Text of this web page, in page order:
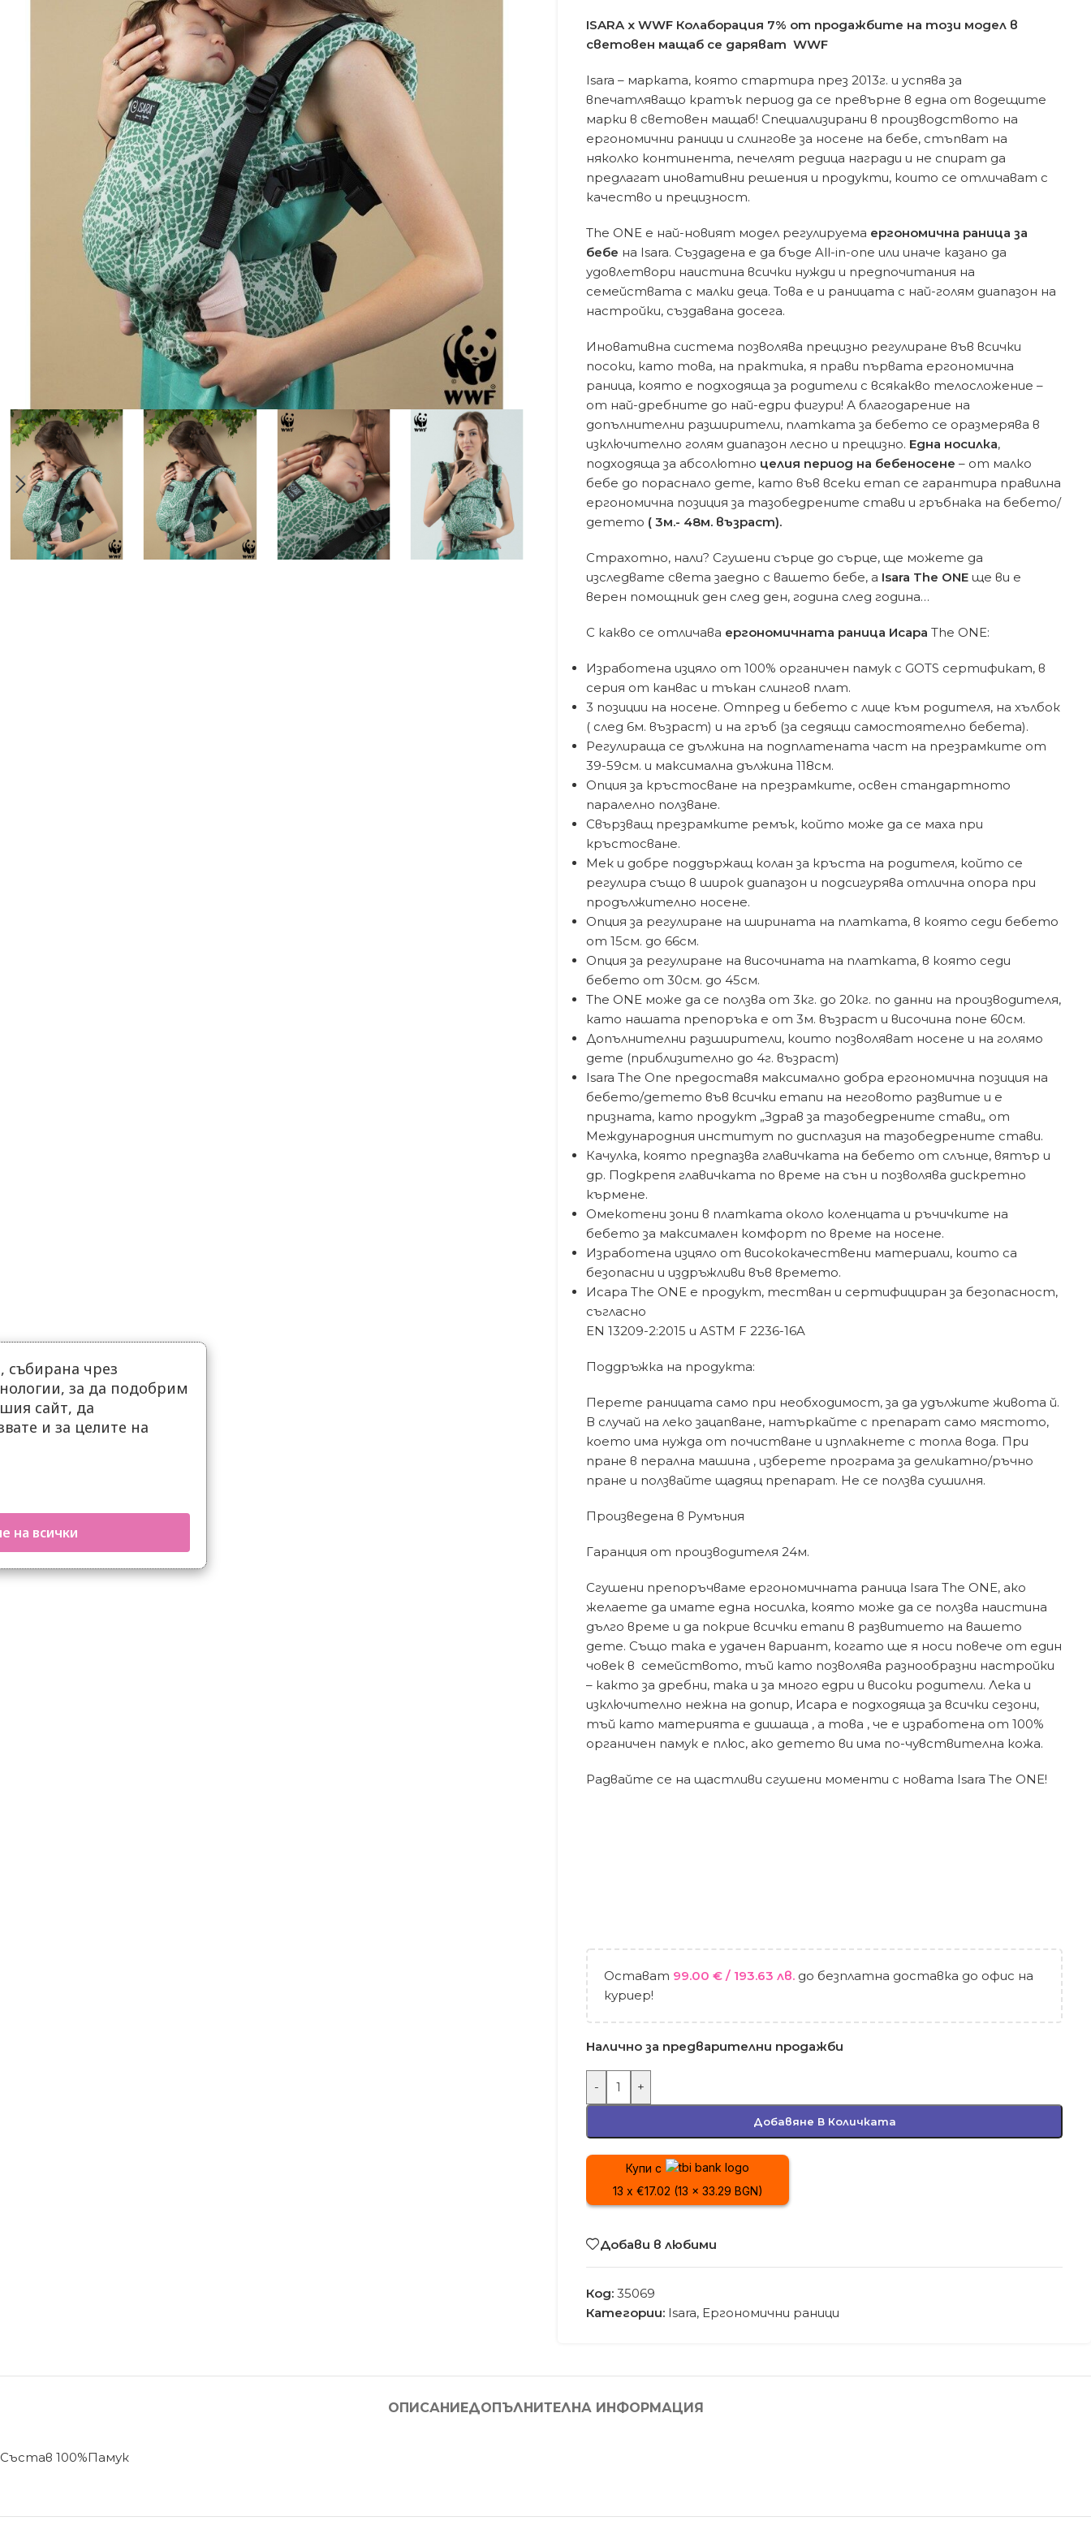
ISARA x WWF Колаборация 7% от продажбите на този модел в
световен мащаб се даряват WWF
Isara – марката, която стартира през 2013г. и успява за
впечатляващо кратък период да се превърне в една от водещите
марки в световен мащаб! Специализирани в производството на
ергономични раници и слингове за носене на бебе, стъпват на
няколко континента, печелят редица награди и не спират да
предлагат иновативни решения и продукти, които се отличават с
качество и прецизност.
The ONE е най-новият модел регулируема ергономична раница за
бебе на Isara. Създадена е да бъде All-in-one или иначе казано да
удовлетвори наистина всички нужди и предпочитания на
семействата с малки деца. Това е и раницата с най-голям диапазон на
настройки, създавана досега.
Иновативна система позволява прецизно регулиране във всички
посоки, като това, на практика, я прави първата ергономична
раница, която е подходяща за родители с всякакво телосложение –
от най-дребните до най-едри фигури! А благодарение на
допълнителни разширители, платката за бебето се оразмерява в
изключително голям диапазон лесно и прецизно. Една носилка,
подходяща за абсолютно целия период на бебеносене – от малко
бебе до пораснало дете, като във всеки етап се гарантира правилна
ергономична позиция за тазобедрените стави и гръбнака на бебето/
детето ( 3м.- 48м. възраст).
Страхотно, нали? Сгушени сърце до сърце, ще можете да
изследвате света заедно с вашето бебе, а Isara The ONE ще ви е
верен помощник ден след ден, година след година…
С какво се отличава ергономичната раница Исара The ONE:
Изработена изцяло от 100% органичен памук с GOTS сертификат, в
серия от канвас и тъкан слингов плат.
3 позиции на носене. Отпред и бебето с лице към родителя, на хълбок
( след 6м. възраст) и на гръб (за седящи самостоятелно бебета).
Регулираща се дължина на подплатената част на презрамките от
39-59см. и максимална дължина 118см.
Опция за кръстосване на презрамките, освен стандартното
паралелно ползване.
Свързващ презрамките ремък, който може да се маха при
кръстосване.
Мек и добре поддържащ колан за кръста на родителя, който се
регулира също в широк диапазон и подсигурява отлична опора при
продължително носене.
Опция за регулиране на ширината на платката, в която седи бебето
от 15см. до 66см.
Опция за регулиране на височината на платката, в която седи
бебето от 30см. до 45см.
The ONE може да се ползва от 3кг. до 20кг. по данни на производителя,
като нашата препоръка е от 3м. възраст и височина поне 60см.
Допълнителни разширители, които позволяват носене и на голямо
дете (приблизително до 4г. възраст)
Isara The One предоставя максимално добра ергономична позиция на
бебето/детето във всички етапи на неговото развитие и е
призната, като продукт „Здрав за тазобедрените стави„ от
Международния институт по дисплазия на тазобедрените стави.
Качулка, която предпазва главичката на бебето от слънце, вятър и
др. Подкрепя главичката по време на сън и позволява дискретно
кърмене.
Омекотени зони в платката около коленцата и ръчичките на
бебето за максимален комфорт по време на носене.
Изработена изцяло от висококачествени материали, които са
безопасни и издръжливи във времето.
Исара The ONE е продукт, тестван и сертифициран за безопасност,
съгласно
EN 13209-2:2015 и ASTM F 2236-16A
Поддръжка на продукта:
Перете раницата само при необходимост, за да удължите живота й.
В случай на леко зацапване, натъркайте с препарат само мястото,
което има нужда от почистване и изплакнете с топла вода. При
пране в перална машина , изберете програма за деликатно/ръчно
пране и ползвайте щадящ препарат. Не се ползва сушилня.
Произведена в Румъния
Гаранция от производителя 24м.
Сгушени препоръчваме ергономичната раница Isara The ONE, ако
желаете да имате една носилка, която може да се ползва наистина
дълго време и да покрие всички етапи в развитието на вашето
дете. Също така е удачен вариант, когато ще я носи повече от един
човек в семейството, тъй като позволява разнообразни настройки
– както за дребни, така и за много едри и високи родители. Лека и
изключително нежна на допир, Исара е подходяща за всички сезони,
тъй като материята е дишаща , а това , че е изработена от 100%
органичен памук е плюс, ако детето ви има по-чувствителна кожа.
Радвайте се на щастливи сгушени моменти с новата Isara The ONE!
Остават 99.00 € / 193.63 лв. до безплатна доставка до офис на
куриер!
Налично за предварителни продажби
- +
Добавяне В Количката
Купи с
13 x €17.02 (13 x 33.29 BGN)
Добави в любими
Код: 35069
Категории: Isara, Ергономични раници
ОПИСАНИЕДОПЪЛНИТЕЛНА ИНФОРМАЦИЯ
Състав 100%Памук
чрез
за да подобрим
сайт, да
и за целите на
на всички